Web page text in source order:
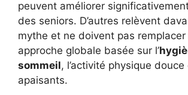
peuvent améliorer
des seniors. D’autres relèvent
mythe et ne doivent pas remplacer
approche globale basée sur l’
sommeil, l’activité physique
apaisants.